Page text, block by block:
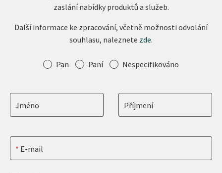
zaslání nabídky produktů a služeb.
Další informace ke zpracování, včetně možnosti odvolání
souhlasu, naleznete zde.
Oslovení Pan Paní Nespecifikováno
Jméno Příjmení
E-mail